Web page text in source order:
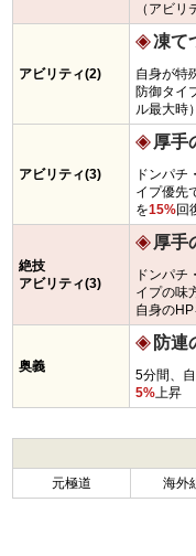
（アビリ
アビリティ(2)
凍て
自身が特
防御タイ
ル最大時）
アビリティ(3)
厚手
ドンパチ
イプ優先
を15%回
絶技
アビリティ(3)
厚手
ドンパチ
イプの味
自身のHP
奥義
防連
5分間、
5%上昇
元極道
海外